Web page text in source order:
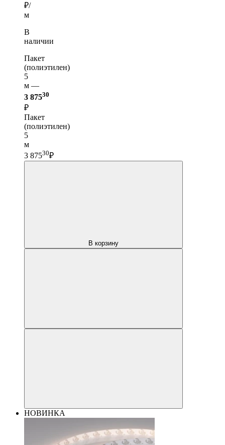
₽/
м
В
наличии
Пакет
(полиэтилен)
5
м —
3 87530
₽
Пакет
(полиэтилен)
5
м
3 87530₽
В корзину
НОВИНКА